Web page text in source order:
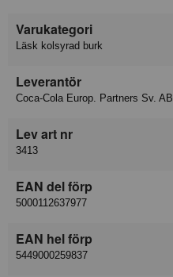
Varukategori
Läsk kolsyrad burk
Leverantör
Coca-Cola Europ. Partners Sv. AB
Lev art nr
3413
EAN del förp
5000112637977
EAN hel förp
5449000259837